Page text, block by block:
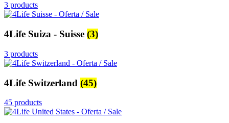
3 products
4Life Suiza - Suisse (3)
3 products
4Life Switzerland (45)
45 products